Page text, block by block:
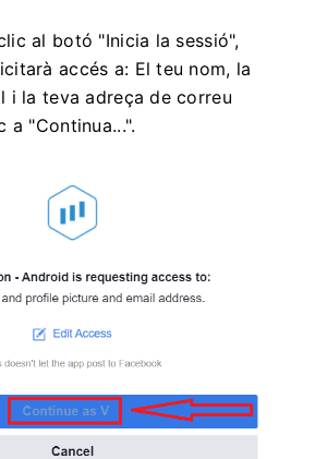
al botó "Inicia la sessió",
accés a: El teu nom, la
la teva adreça de correu
a "Continua...".